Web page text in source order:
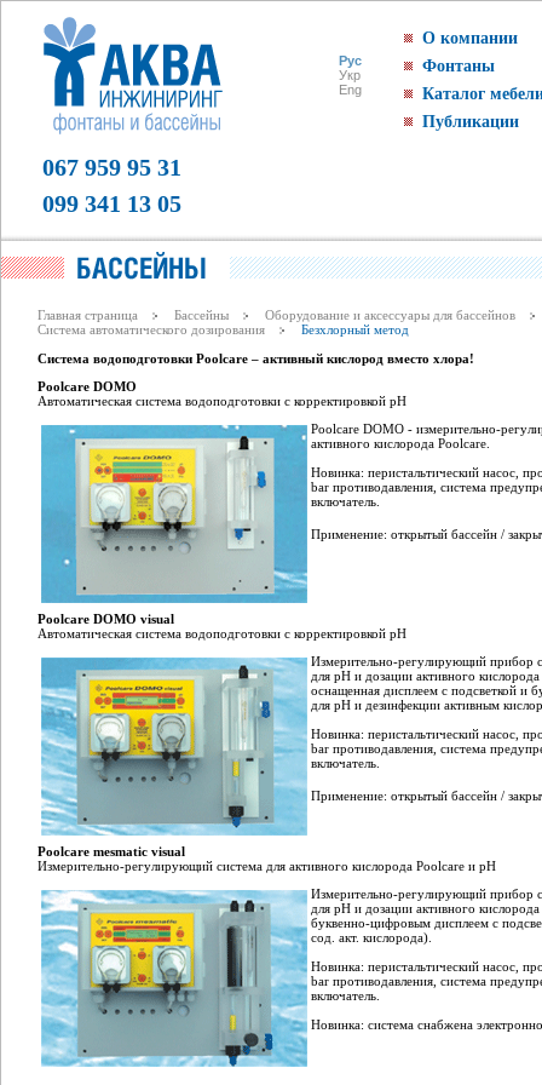
Рус
Укр
Eng
О компании
Фонтаны
Каталог
Публикации
067 959 95 31
099 341 13 05
Главная страница Бассейны
Оборудование и аксессуары для бассейнов
Система автоматического дозирования
Безхлорный метод
Система водоподготовки Poolcare – активный кислород вместо хлора!
Poolcare DOMO
Автоматическая система водоподготовки с корректировкой рН
Poolcare DOMO - измерительно-
активного кислорода Poolcare.
Новинка: перистальтический насос,
bar противодавления, система
включатель.
Применение: открытый бассейн /
Poolcare DOMO visual
Автоматическая система водоподготовки с корректировкой рН
Измерительно-регулирующий прибор
для рН и дозации активного
оснащенная дисплеем с подсветкой и
для рН и дезинфекции активным
Новинка: перистальтический насос,
bar противодавления, система
включатель.
Применение: открытый бассейн /
Poolcare mesmatic visual
Измерительно-регулирующий система для активного кислорода Poolcare и рН
Измерительно-регулирующий прибор
для рН и дозации активного
буквенно-цифровым дисплеем с
сод. акт. кислорода).
Новинка: перистальтический насос,
bar противодавления, система
включатель.
Новинка: система снабжена